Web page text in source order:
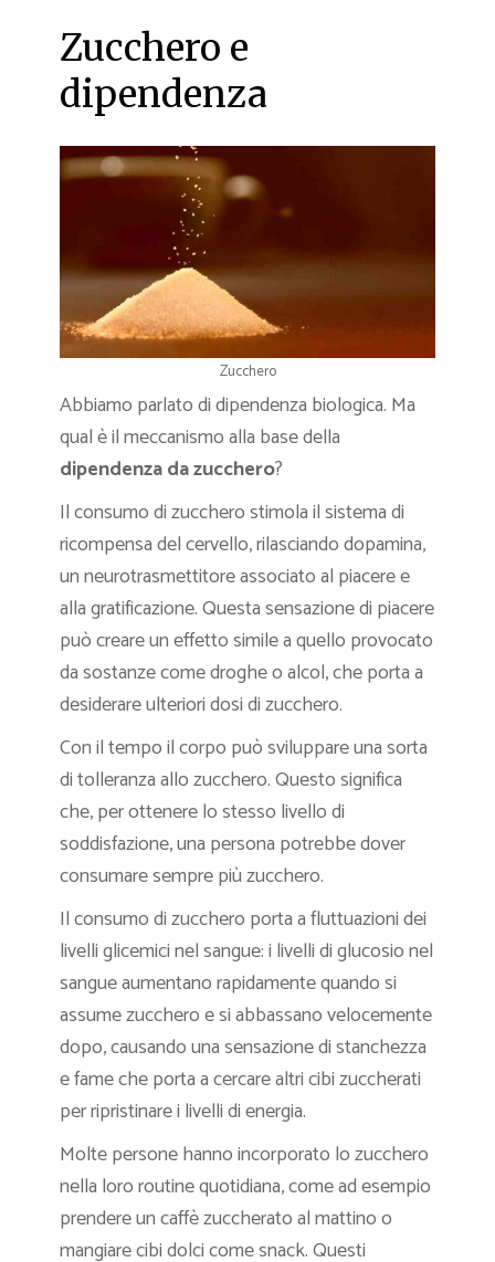
Zucchero e
dipendenza
Zucchero
Abbiamo parlato di dipendenza biologica. Ma
qual è il meccanismo alla base della
dipendenza da zucchero?
Il consumo di zucchero stimola il sistema di
ricompensa del cervello, rilasciando dopamina,
un neurotrasmettitore associato al piacere e
alla gratificazione. Questa sensazione di piacere
può creare un effetto simile a quello provocato
da sostanze come droghe o alcol, che porta a
desiderare ulteriori dosi di zucchero.
Con il tempo il corpo può sviluppare una sorta
di tolleranza allo zucchero. Questo significa
che, per ottenere lo stesso livello di
soddisfazione, una persona potrebbe dover
consumare sempre più zucchero.
Il consumo di zucchero porta a fluttuazioni dei
livelli glicemici nel sangue: i livelli di glucosio nel
sangue aumentano rapidamente quando si
assume zucchero e si abbassano velocemente
dopo, causando una sensazione di stanchezza
e fame che porta a cercare altri cibi zuccherati
per ripristinare i livelli di energia.
Molte persone hanno incorporato lo zucchero
nella loro routine quotidiana, come ad esempio
prendere un caffè zuccherato al mattino o
mangiare cibi dolci come snack. Questi